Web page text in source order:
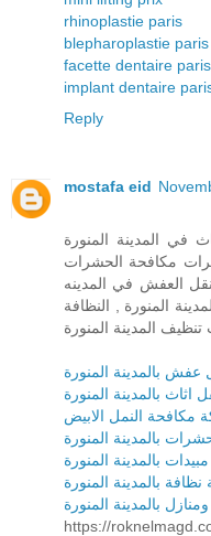
rhinoplastie paris
blepharoplastie paris
facette dentaire paris
implant dentaire
Reply
mostafa eid
في المدينة المنورة
مكافحة الحشرات
العفش في المدينه
المنورة , النظافة
المدينة المنورة
بالمدينة المنورة
اثاث بالمدينة المنورة
مكافحة النمل الابيض
بالمدينة المنورة
بالمدينة المنورة
بالمدينة المنورة
بالمدينة المنورة
https://